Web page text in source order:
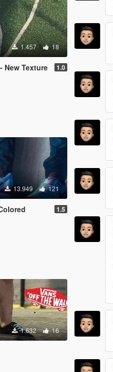
1.457 18
New Texture 1.0
13.949 121
1.5
1.632 16